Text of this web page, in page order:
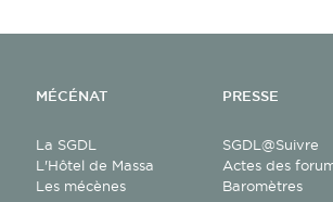
MÉCÉNAT
La SGDL
L'Hôtel de Massa
Les mécènes
PRESSE
SGDL@Suivre
Actes des
Baromètres